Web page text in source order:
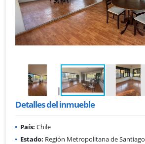
Detalles del inmueble
País: Chile
Estado: Región Metropolitana de Santiago